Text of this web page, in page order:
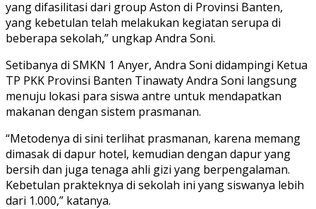
yang difasilitasi dari group Aston di Provinsi Banten,
yang kebetulan telah melakukan kegiatan serupa di
beberapa sekolah,” ungkap Andra Soni.
Setibanya di SMKN 1 Anyer, Andra Soni didampingi Ketua
TP PKK Provinsi Banten Tinawaty Andra Soni langsung
menuju lokasi para siswa antre untuk mendapatkan
makanan dengan sistem prasmanan.
“Metodenya di sini terlihat prasmanan, karena memang
dimasak di dapur hotel, kemudian dengan dapur yang
bersih dan juga tenaga ahli gizi yang berpengalaman.
Kebetulan prakteknya di sekolah ini yang siswanya lebih
dari 1.000,” katanya.